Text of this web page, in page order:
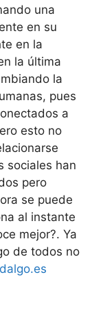
una
en su
en la
la última
la
pues
a
esto no
sociales han
pero
se puede
al instante
mejor?. Ya
de todos no